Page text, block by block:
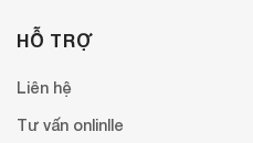
HỖ TRỢ
Liên hệ
Tư vấn onlinlle